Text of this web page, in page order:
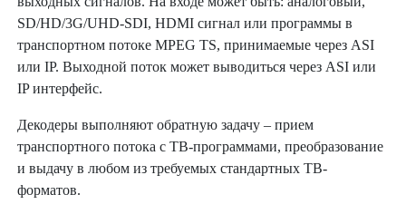
SD/HD/3G/UHD-SDI, HDMI сигнал или программы в
транспортном потоке MPEG TS, принимаемые через ASI
или IP. Выходной поток может выводиться через ASI или
IP интерфейс.
Декодеры выполняют обратную задачу – прием
транспортного потока с ТВ-программами, преобразование
и выдачу в любом из требуемых стандартных ТВ-
форматов.